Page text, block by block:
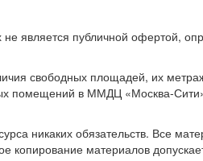
является публичной офертой,
свободных площадей, их
помещений в ММДЦ «Москва-
никаких обязательств. Все
копирование материалов